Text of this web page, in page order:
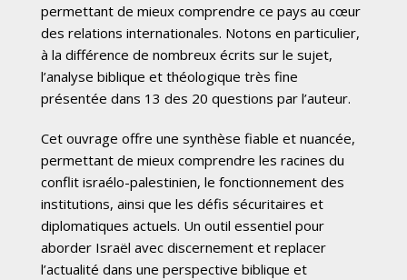
permettant de mieux comprendre ce pays au cœur
des relations internationales. Notons en particulier,
à la différence de nombreux écrits sur le sujet,
l’analyse biblique et théologique très fine
présentée dans 13 des 20 questions par l’auteur.
Cet ouvrage offre une synthèse fiable et nuancée,
permettant de mieux comprendre les racines du
conflit israélo-palestinien, le fonctionnement des
institutions, ainsi que les défis sécuritaires et
diplomatiques actuels. Un outil essentiel pour
aborder Israël avec discernement et replacer
l’actualité dans une perspective biblique et